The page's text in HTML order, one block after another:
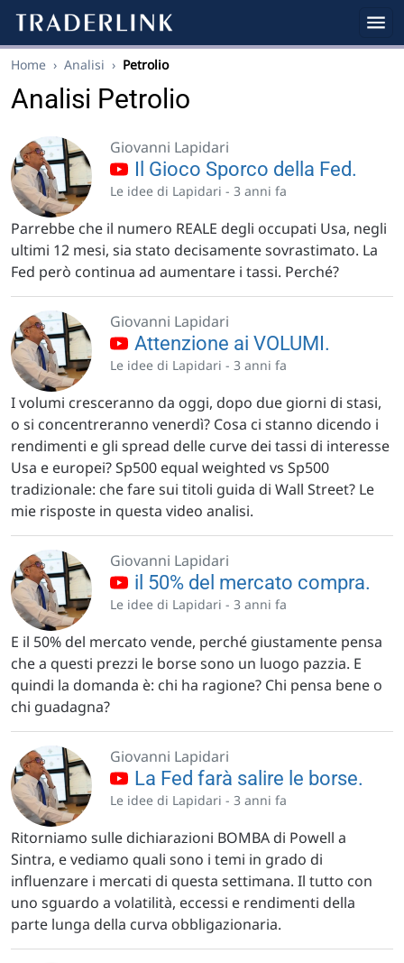
Home › Analisi › Petrolio
Analisi Petrolio
Giovanni Lapidari
Il Gioco Sporco della Fed.
Le idee di Lapidari - 3 anni fa
Parrebbe che il numero REALE degli occupati Usa, negli
ultimi 12 mesi, sia stato decisamente sovrastimato. La
Fed però continua ad aumentare i tassi. Perché?
Giovanni Lapidari
Attenzione ai VOLUMI.
Le idee di Lapidari - 3 anni fa
I volumi cresceranno da oggi, dopo due giorni di stasi,
o si concentreranno venerdì? Cosa ci stanno dicendo i
rendimenti e gli spread delle curve dei tassi di interesse
Usa e europei? Sp500 equal weighted vs Sp500
tradizionale: che fare sui titoli guida di Wall Street? Le
mie risposte in questa video analisi.
Giovanni Lapidari
il 50% del mercato compra.
Le idee di Lapidari - 3 anni fa
E il 50% del mercato vende, perché giustamente pensa
che a questi prezzi le borse sono un luogo pazzia. E
quindi la domanda è: chi ha ragione? Chi pensa bene o
chi guadagna?
Giovanni Lapidari
La Fed farà salire le borse.
Le idee di Lapidari - 3 anni fa
Ritorniamo sulle dichiarazioni BOMBA di Powell a
Sintra, e vediamo quali sono i temi in grado di
influenzare i mercati di questa settimana. Il tutto con
uno sguardo a volatilità, eccessi e rendimenti della
parte lunga della curva obbligazionaria.